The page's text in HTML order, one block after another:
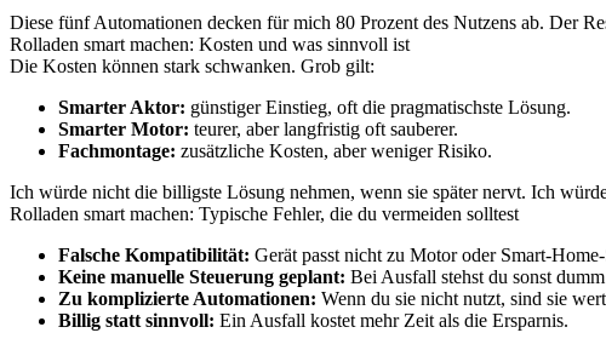
Diese fünf Automationen decken für mich 80 Prozent des Nutzens ab. Der
Rolladen smart machen: Kosten und was sinnvoll ist
Die Kosten können stark schwanken. Grob gilt:
Smarter Aktor: günstiger Einstieg, oft die pragmatischste Lösung.
Smarter Motor: teurer, aber langfristig oft sauberer.
Fachmontage: zusätzliche Kosten, aber weniger Risiko.
Ich würde nicht die billigste Lösung nehmen, wenn sie später nervt. Ich
Rolladen smart machen: Typische Fehler, die du vermeiden solltest
Falsche Kompatibilität: Gerät passt nicht zu Motor oder Smart-
Keine manuelle Steuerung geplant: Bei Ausfall stehst du sonst
Zu komplizierte Automationen: Wenn du sie nicht nutzt, sind sie
Billig statt sinnvoll: Ein Ausfall kostet mehr Zeit als die Ersparnis.